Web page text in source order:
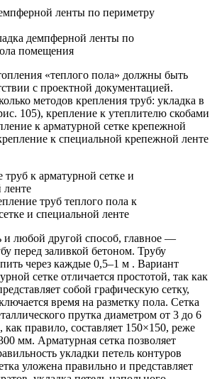
демпферной ленты по
помещения
«теплого пола» должны быть
с проектной документацией.
методов крепления труб: укладка в
105), крепление к утеплителю скобами
к арматурной сетке крепежной
к специальной крепежной ленте
труб теплого пола к
и специальной ленте
любой другой способ, главное —
перед заливкой бетоном. Трубу
через каждые 0,5–1 м . Вариант
сетке отличается простотой, так как
собой графическую сетку,
время на разметку пола. Сетка
прутка диаметром от 3 до 6
правило, составляет 150×150, реже
мм. Арматурная сетка позволяет
укладки петель контуров
уложена правильно и представляет